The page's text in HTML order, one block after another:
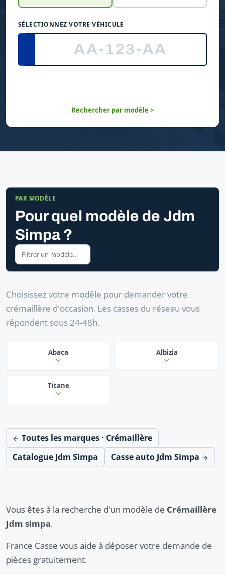
SÉLECTIONNEZ VOTRE VÉHICULE
Rechercher par modèle >
PAR MODÈLE
Pour quel modèle de Jdm
Simpa ?
Choisissez votre modèle pour demander votre
crémaillère d'occasion. Les casses du réseau vous
répondent sous 24-48h.
Abaca Albizia
Titane
Toutes les marques · Crémaillère
Catalogue Jdm Simpa
Casse auto Jdm Simpa
Vous êtes à la recherche d'un modèle de Crémaillère
Jdm simpa.
France Casse vous aide à déposer votre demande de
pièces gratuitement.